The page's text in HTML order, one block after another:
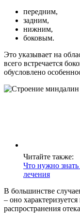
передним,
задним,
нижним,
боковым.
Это указывает на
всего встречается
обусловлено
Читайте также:
Что нужно знать
лечения
В большинстве
– оно
распространения